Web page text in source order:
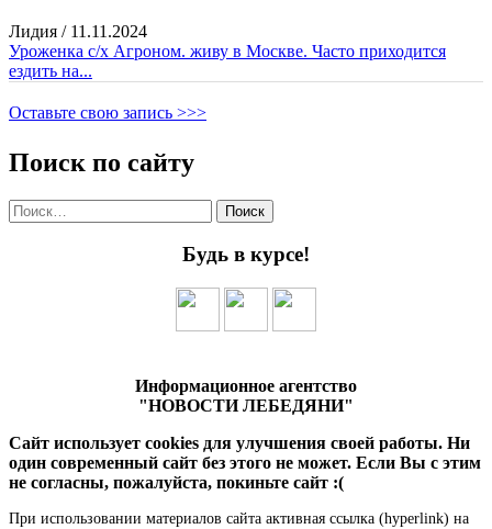
Лидия / 11.11.2024
Уроженка с/х Агроном. живу в Москве. Часто приходится
ездить на...
Оставьте свою запись >>>
Поиск по сайту
Найти:
Будь в курсе!
Информационное агентство
"НОВОСТИ ЛЕБЕДЯНИ"
Сайт использует cookies для улучшения своей работы. Ни
один современный сайт без этого не может. Если Вы с этим
не согласны, пожалуйста, покиньте сайт :(
При использовании материалов сайта активная ссылка (hyperlink) на